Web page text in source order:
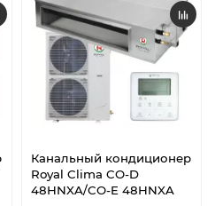
Канальный кондиционер
Royal Clima CO-D
48HNXA/CO-E 48HNXA